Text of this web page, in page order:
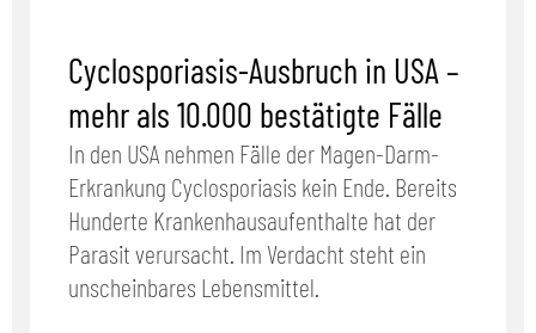
Cyclosporiasis-Ausbruch in USA –
mehr als 10.000 bestätigte Fälle
In den USA nehmen Fälle der Magen-Darm-
Erkrankung Cyclosporiasis kein Ende. Bereits
Hunderte Krankenhausaufenthalte hat der
Parasit verursacht. Im Verdacht steht ein
unscheinbares Lebensmittel.